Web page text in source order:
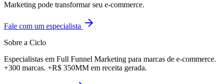
Marketing pode transformar seu e-commerce.
Fale com um especialista
Sobre a Ciclo
Especialistas em Full Funnel Marketing para marcas de e-commerce.
+300 marcas. +R$ 350MM em receita gerada.